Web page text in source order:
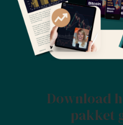
Download
pakket